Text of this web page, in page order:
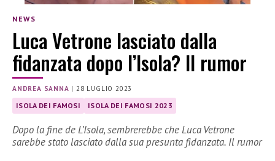
NEWS
Luca Vetrone lasciato dalla
fidanzata dopo l’Isola? Il rumor
ANDREA SANNA | 28 LUGLIO 2023
ISOLA DEI FAMOSI ISOLA DEI FAMOSI 2023
Dopo la fine de L’Isola, sembrerebbe che Luca Vetrone
sarebbe stato lasciato dalla sua presunta fidanzata. Il rumor